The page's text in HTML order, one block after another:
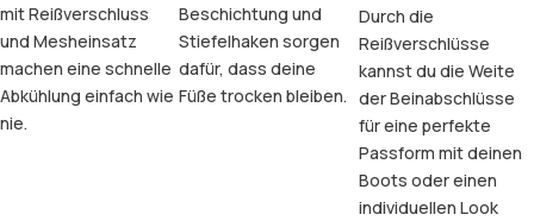
mit Reißverschluss
und Mesheinsatz
machen eine schnelle
Abkühlung einfach wie
nie.
Beschichtung und
Stiefelhaken sorgen
dafür, dass deine
Füße trocken bleiben.
Durch die
Reißverschlüsse
kannst du die Weite
der Beinabschlüsse
für eine perfekte
Passform mit deinen
Boots oder einen
individuellen Look